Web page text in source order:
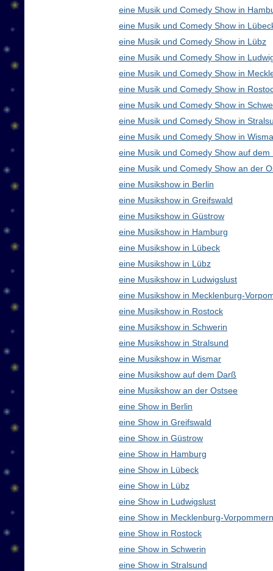
eine Musik und Comedy Show in
eine Musik und Comedy Show in
eine Musik und Comedy Show in Lübz
eine Musik und Comedy Show in
eine Musik und Comedy Show in
eine Musik und Comedy Show in
eine Musik und Comedy Show in
eine Musik und Comedy Show in
eine Musik und Comedy Show in
eine Musik und Comedy Show auf dem
eine Musik und Comedy Show an der
eine Musikshow in Berlin
eine Musikshow in Greifswald
eine Musikshow in Güstrow
eine Musikshow in Hamburg
eine Musikshow in Lübeck
eine Musikshow in Lübz
eine Musikshow in Ludwigslust
eine Musikshow in Mecklenburg-
eine Musikshow in Rostock
eine Musikshow in Schwerin
eine Musikshow in Stralsund
eine Musikshow in Wismar
eine Musikshow auf dem Darß
eine Musikshow an der Ostsee
eine Show in Berlin
eine Show in Greifswald
eine Show in Güstrow
eine Show in Hamburg
eine Show in Lübeck
eine Show in Lübz
eine Show in Ludwigslust
eine Show in Mecklenburg-
eine Show in Rostock
eine Show in Schwerin
eine Show in Stralsund